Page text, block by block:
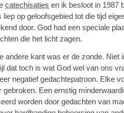
catechisaties en ik besloot in 1987
liep op geloofsgebied tot die tijd
door. God had een speciale
die het licht zagen.
andere kant was er de zonde. Niet
dat toch is wat God wel van ons
negatief gedachtepatroon. Elke
gebroken. Een ernstig
worden door gedachten van